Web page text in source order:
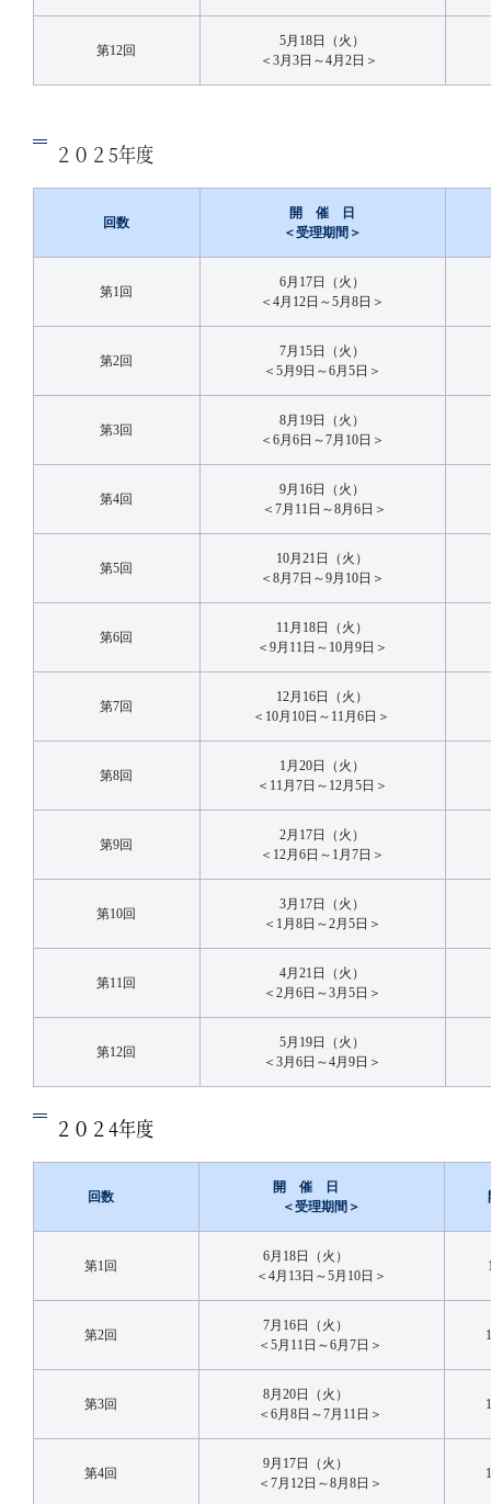
第12回
5月18日（火）
＜3月3日～4月2日＞
２０２5年度
回数
開 催 日
＜受理期間＞
第1回
6月17日（火）
＜4月12日～5月8日＞
第2回
7月15日（火）
＜5月9日～6月5日＞
第3回
8月19日（火）
＜6月6日～7月10日＞
第4回
9月16日（火）
＜7月11日～8月6日＞
第5回
10月21日（火）
＜8月7日～9月10日＞
第6回
11月18日（火）
＜9月11日～10月9日＞
第7回
12月16日（火）
＜10月10日～11月6日＞
第8回
1月20日（火）
＜11月7日～12月5日＞
第9回
2月17日（火）
＜12月6日～1月7日＞
第10回
3月17日（火）
＜1月8日～2月5日＞
第11回
4月21日（火）
＜2月6日～3月5日＞
第12回
5月19日（火）
＜3月6日～4月9日＞
２０２4年度
回数
開 催 日
＜受理期間＞
第1回
6月18日（火）
＜4月13日～5月10日＞
第2回
7月16日（火）
＜5月11日～6月7日＞
第3回
8月20日（火）
＜6月8日～7月11日＞
第4回
9月17日（火）
＜7月12日～8月8日＞